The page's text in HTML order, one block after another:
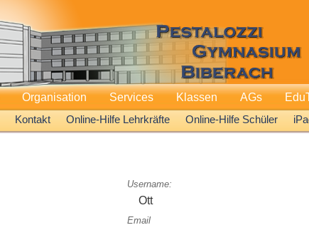
Kontakt Online-Hilfe Lehrkräfte Online-Hilfe Schüler
Organisation Services Klassen AGs
Username:
Ott
Email